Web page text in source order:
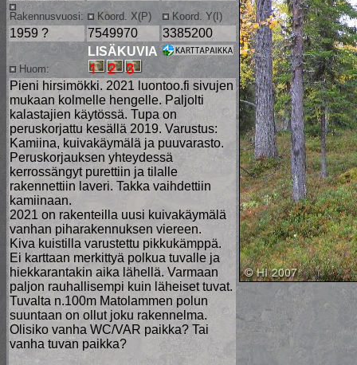
Rakennusvuosi: Koord. X(P) Koord. Y(I)
1959 ? 7549970 3385200
Huom:
LISÄKUVIA
Pieni hirsimökki. 2021 luontoo.fi sivujen
mukaan kolmelle hengelle. Paljolti
kalastajien käytössä. Tupa on
peruskorjattu kesällä 2019. Varustus:
Kamiina, kuivakäymälä ja puuvarasto.
Peruskorjauksen yhteydessä
kerrossängyt purettiin ja tilalle
rakennettiin laveri. Takka vaihdettiin
kamiinaan.
2021 on rakenteilla uusi kuivakäymälä
vanhan piharakennuksen viereen.
Kiva kuistilla varustettu pikkukämppä.
Ei karttaan merkittyä polkua tuvalle ja
hiekkarantakin aika lähellä. Varmaan
paljon rauhallisempi kuin läheiset tuvat.
Tuvalta n.100m Matolammen polun
suuntaan on ollut joku rakennelma.
Olisiko vanha WC/VAR paikka? Tai
vanha tuvan paikka?